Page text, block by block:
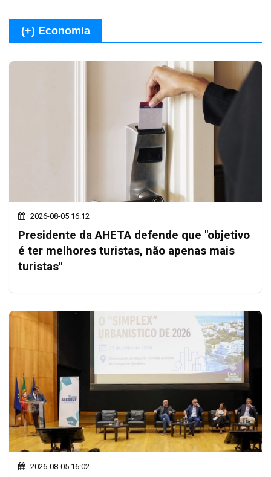
(+) Economia
2026-08-05 16:12
Presidente da AHETA defende que "objetivo
é ter melhores turistas, não apenas mais
turistas"
2026-08-05 16:02